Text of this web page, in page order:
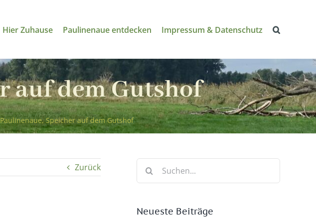
Hier Zuhause Paulinenaue entdecken Impressum & Datenschutz
auf dem Gutshof
Paulinenaue, Speicher auf dem Gutshof
Zurück
Suche
Neueste Beiträge